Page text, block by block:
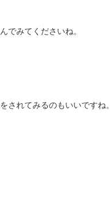
でみてくださいね。
されてみるのもいいですね。